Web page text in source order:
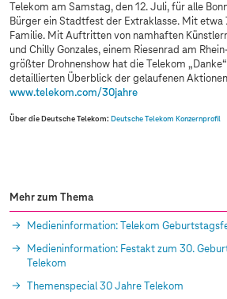
Telekom am Samstag, den 12. Juli, für alle
Bürger ein Stadtfest der Extraklasse. Mit etwa
Familie. Mit Auftritten von namhaften
und Chilly Gonzales, einem Riesenrad am
größter Drohnenshow hat die Telekom
detaillierten Überblick der gelaufenen
www.telekom.com/30jahre
Über die Deutsche Telekom: Deutsche Telekom Konzernprofil
Mehr zum Thema
Medieninformation: Telekom
Medieninformation: Festakt zum 30.
Telekom
Themenspecial 30 Jahre Telekom